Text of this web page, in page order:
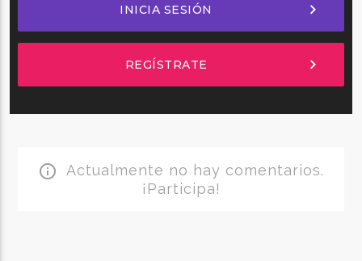
INICIA SESIÓN chevron_right
REGÍSTRATE chevron_right
info_outline Actualmente no hay comentarios.
¡Participa!